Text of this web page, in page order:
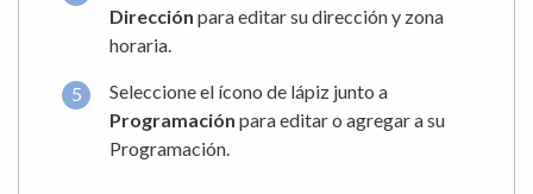
Dirección para editar su dirección y zona
horaria.
Seleccione el ícono de lápiz junto a
Programación para editar o agregar a su
Programación.